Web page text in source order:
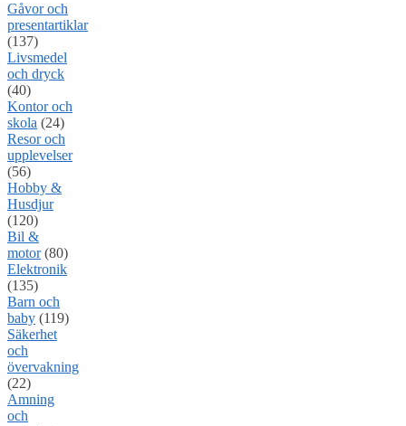
Gåvor och
presentartiklar
(137)
Livsmedel
och dryck
(40)
Kontor och
skola (24)
Resor och
upplevelser
(56)
Hobby &
Husdjur
(120)
Bil &
motor (80)
Elektronik
(135)
Barn och
baby (119)
Säkerhet
och
övervakning
(22)
Amning
och